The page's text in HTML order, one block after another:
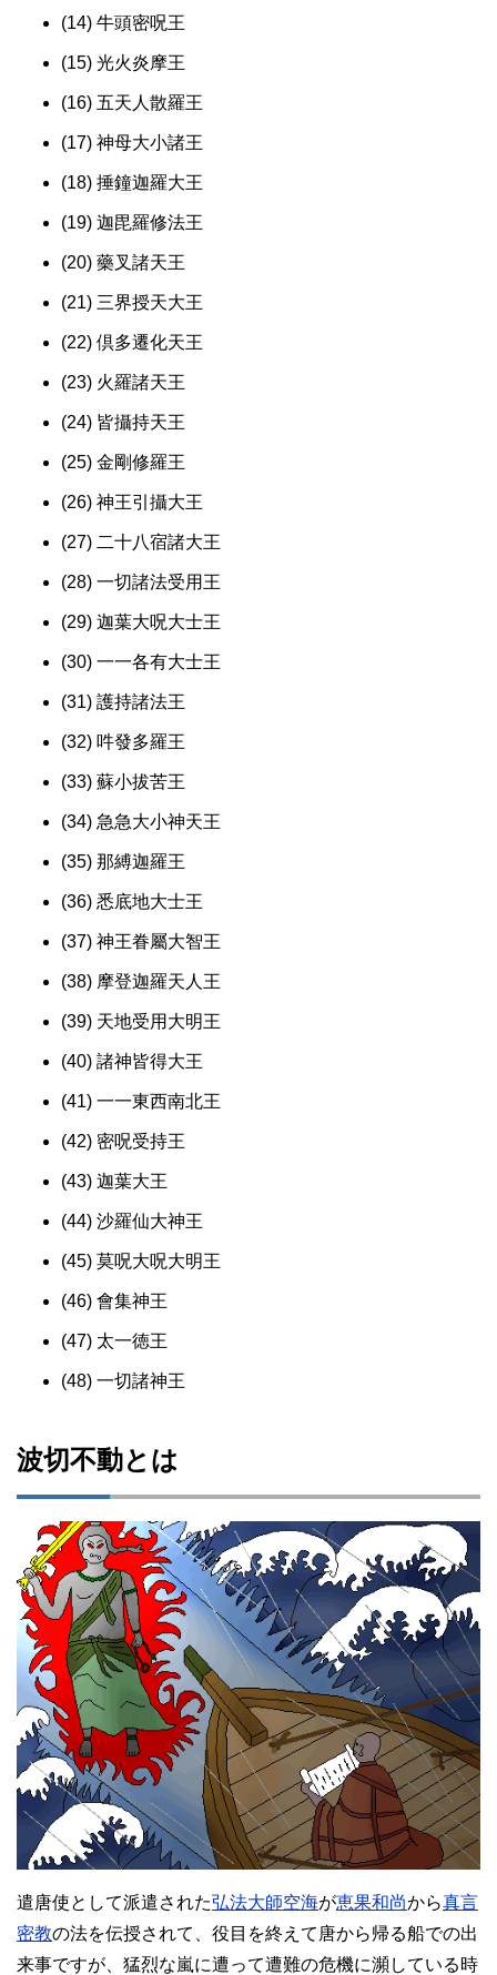
(14) 牛頭密呪王
(15) 光火炎摩王
(16) 五天人散羅王
(17) 神母大小諸王
(18) 捶鐘迦羅大王
(19) 迦毘羅修法王
(20) 藥叉諸天王
(21) 三界授天大王
(22) 倶多遷化天王
(23) 火羅諸天王
(24) 皆攝持天王
(25) 金剛修羅王
(26) 神王引攝大王
(27) 二十八宿諸大王
(28) 一切諸法受用王
(29) 迦葉大呪大士王
(30) 一一各有大士王
(31) 護持諸法王
(32) 吽發多羅王
(33) 蘇小拔苦王
(34) 急急大小神天王
(35) 那縛迦羅王
(36) 悉底地大士王
(37) 神王眷屬大智王
(38) 摩登迦羅天人王
(39) 天地受用大明王
(40) 諸神皆得大王
(41) 一一東西南北王
(42) 密呪受持王
(43) 迦葉大王
(44) 沙羅仙大神王
(45) 莫呪大呪大明王
(46) 會集神王
(47) 太一徳王
(48) 一切諸神王
波切不動とは
遣唐使として派遣された弘法大師空海が恵果和尚から真言
密教の法を伝授されて、役目を終えて唐から帰る船での出
来事ですが、猛烈な嵐に遭って遭難の危機に瀕している時